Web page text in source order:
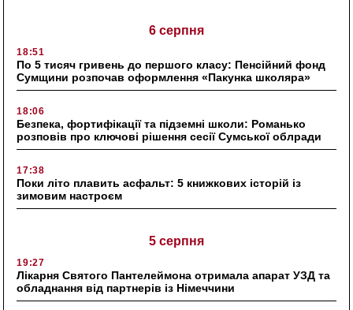
6 серпня
18:51
По 5 тисяч гривень до першого класу: Пенсійний фонд
Сумщини розпочав оформлення «Пакунка школяра»
18:06
Безпека, фортифікації та підземні школи: Романько
розповів про ключові рішення сесії Сумської облради
17:38
Поки літо плавить асфальт: 5 книжкових історій із
зимовим настроєм
5 серпня
19:27
Лікарня Святого Пантелеймона отримала апарат УЗД та
обладнання від партнерів із Німеччини